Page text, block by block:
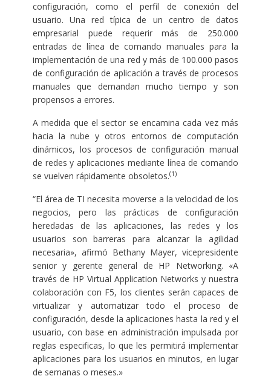
configuración, como el perfil de conexión del
usuario. Una red típica de un centro de datos
empresarial puede requerir más de 250.000
entradas de línea de comando manuales para la
implementación de una red y más de 100.000 pasos
de configuración de aplicación a través de procesos
manuales que demandan mucho tiempo y son
propensos a errores.
A medida que el sector se encamina cada vez más
hacia la nube y otros entornos de computación
dinámicos, los procesos de configuración manual
de redes y aplicaciones mediante línea de comando
se vuelven rápidamente obsoletos.(1)
“El área de TI necesita moverse a la velocidad de los
negocios, pero las prácticas de configuración
heredadas de las aplicaciones, las redes y los
usuarios son barreras para alcanzar la agilidad
necesaria», afirmó Bethany Mayer, vicepresidente
senior y gerente general de HP Networking. «A
través de HP Virtual Application Networks y nuestra
colaboración con F5, los clientes serán capaces de
virtualizar y automatizar todo el proceso de
configuración, desde la aplicaciones hasta la red y el
usuario, con base en administración impulsada por
reglas especificas, lo que les permitirá implementar
aplicaciones para los usuarios en minutos, en lugar
de semanas o meses.»